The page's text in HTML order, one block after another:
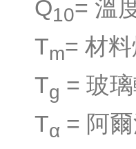
Q10= 溫
Tm= 材料
Tg = 玻
Tα = 阿